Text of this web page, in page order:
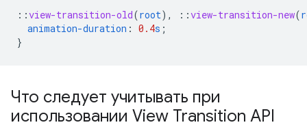
::view-transition-old(root), ::view-transition-new(
animation-duration : 0.4s ;
}
Что следует учитывать при
использовании View Transition API